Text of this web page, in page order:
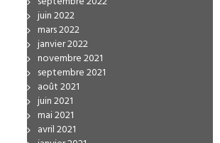
juin 2022
mars 2022
janvier 2022
novembre 2021
septembre 2021
août 2021
juin 2021
mai 2021
avril 2021